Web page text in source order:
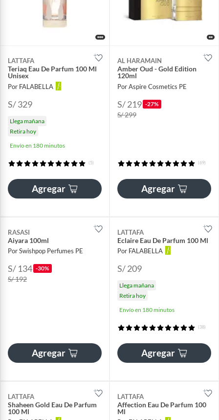
LATTAFA
Teriaq Eau De Parfum 100 Ml
Unisex
Por FALABELLA
S/ 329
Llega mañana
Retira hoy
Envío en 180 minutos
(5)
Agregar
AL HARAMAIN
Amber Oud - Gold Edition
120ml
Por Aspire Cosmetics PE
S/ 219 -27%
S/ 299
(69)
Agregar
RASASI
Aiyara 100ml
Por Swishpop Perfumes PE
S/ 134 -30%
S/ 192
Agregar
LATTAFA
Eclaire Eau De Parfum 100 Ml
Por FALABELLA
S/ 209
Llega mañana
Retira hoy
Envío en 180 minutos
(38)
Agregar
LATTAFA
Shaheen Gold Eau De Parfum
100 Ml
LATTAFA
Affection Eau De Parfum 100
Ml